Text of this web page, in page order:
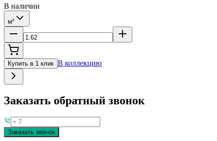
В наличии
м²
Купить в 1 клик В коллекцию
Заказать обратный звонок
Заказать звонок